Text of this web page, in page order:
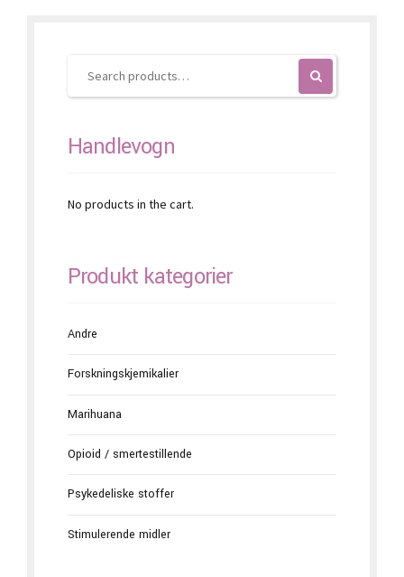
Handlevogn
No products in the cart.
Produkt kategorier
Andre
Forskningskjemikalier
Marihuana
Opioid / smertestillende
Psykedeliske stoffer
Stimulerende midler